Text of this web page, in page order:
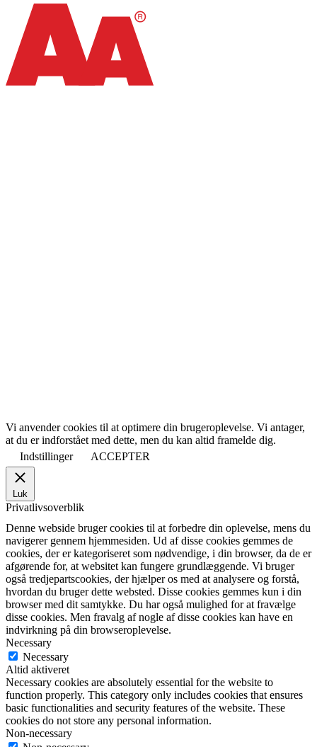
Vi anvender cookies til at optimere din brugeroplevelse. Vi antager,
at du er indforstået med dette, men du kan altid framelde dig.
Indstillinger
ACCEPTER
Luk
Privatlivsoverblik
Denne webside bruger cookies til at forbedre din oplevelse, mens du
navigerer gennem hjemmesiden. Ud af disse cookies gemmes de
cookies, der er kategoriseret som nødvendige, i din browser, da de er
afgørende for, at websitet kan fungere grundlæggende. Vi bruger
også tredjepartscookies, der hjælper os med at analysere og forstå,
hvordan du bruger dette websted. Disse cookies gemmes kun i din
browser med dit samtykke. Du har også mulighed for at fravælge
disse cookies. Men fravalg af nogle af disse cookies kan have en
indvirkning på din browseroplevelse.
Necessary
Necessary
Altid aktiveret
Necessary cookies are absolutely essential for the website to
function properly. This category only includes cookies that ensures
basic functionalities and security features of the website. These
cookies do not store any personal information.
Non-necessary